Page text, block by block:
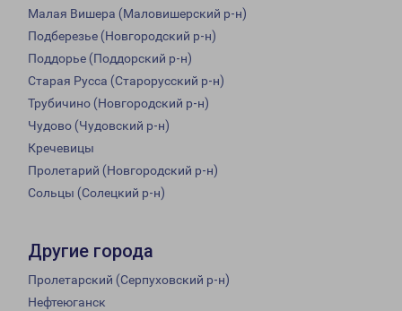
Малая Вишера (Маловишерский р-н)
Подберезье (Новгородский р-н)
Поддорье (Поддорский р-н)
Старая Русса (Старорусский р-н)
Трубичино (Новгородский р-н)
Чудово (Чудовский р-н)
Кречевицы
Пролетарий (Новгородский р-н)
Сольцы (Солецкий р-н)
Другие города
Пролетарский (Серпуховский р-н)
Нефтеюганск